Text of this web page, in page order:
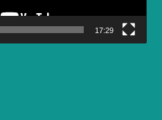
17:29